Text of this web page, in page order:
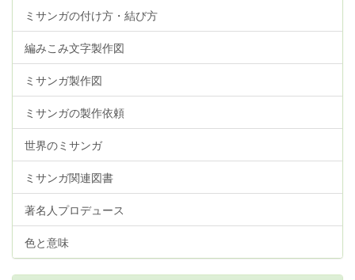
ミサンガの付け方・結び方
編みこみ文字製作図
ミサンガ製作図
ミサンガの製作依頼
世界のミサンガ
ミサンガ関連図書
著名人プロデュース
色と意味